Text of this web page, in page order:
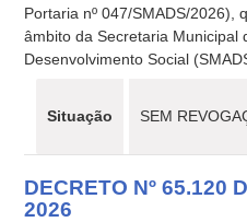
Portaria nº 047/SMADS/2026),
âmbito da Secretaria Municipal
Desenvolvimento Social
Situação SEM
DECRETO Nº 65.120
2026